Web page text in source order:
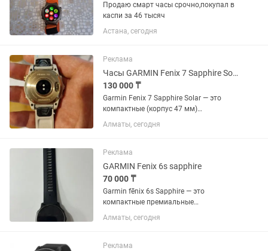
Продаю смарт часы срочно,покупал в
каспи за 46 тысяч
Астана, сегодня
Реклама
Часы GARMIN Fenix 7 Sapphire Solar
130 000 ₸
Garmin Fenix 7 Sapphire Solar — это
компактные (корпус 47 мм)
мультиспортивные GPS-часы с
прочным дизайном, зарядкой от
Power Sapphire) для продления
времени...
Алматы, сегодня
Реклама
GARMIN Fenix 6s sapphire
70 000 ₸
Garmin fēnix 6s Sapphire — это
компактные премиальные
мультиспортивные смарт-часы,
созданные для профессиональных
базовой версии линейки fēnix 6S эта
Алматы, сегодня
Реклама